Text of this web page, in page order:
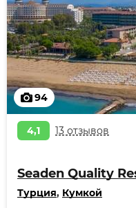
94
4,1 13 отзывов
Seaden Quality
Турция, Кумкой